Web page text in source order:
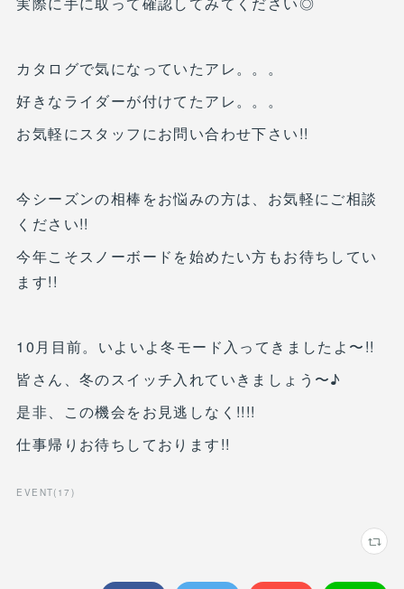
カタログで気になっていたアレ。。。
好きなライダーが付けてたアレ。。。
お気軽にスタッフにお問い合わせ下さい!!
今シーズンの相棒をお悩みの方は、お気軽にご相談
ください!!
今年こそスノーボードを始めたい方もお待ちしてい
ます!!
10月目前。いよいよ冬モード入ってきましたよ〜!!
皆さん、冬のスイッチ入れていきましょう〜♪
是非、この機会をお見逃しなく!!!!
仕事帰りお待ちしております!!
EVENT( 17 )